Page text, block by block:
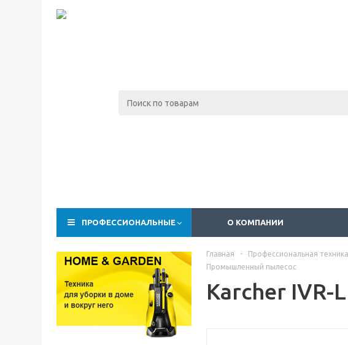
ПРОФЕССИОНАЛЬНЫЕ О КОМПАНИИ
Главная - Профессиональная техника
Промышленный пылесос
Karcher